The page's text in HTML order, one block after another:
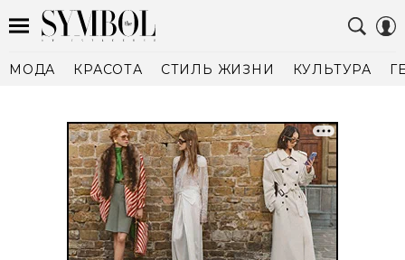
МОДА КРАСОТА СТИЛЬ ЖИЗНИ КУЛЬТУРА